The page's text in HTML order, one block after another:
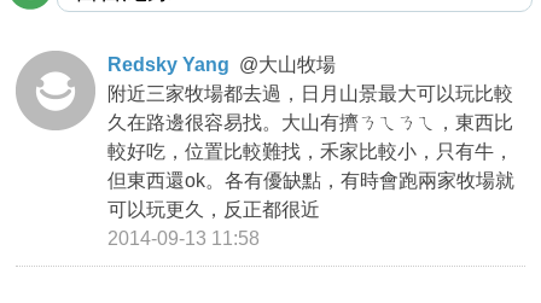
聯絡我們
APP下載
Redsky Yang @大山牧場
附近三家牧場都去過，日月山景最大可以玩比較
久在路邊很容易找。大山有擠ㄋㄟㄋㄟ，東西比
較好吃，位置比較難找，禾家比較小，只有牛，
但東西還ok。各有優缺點，有時會跑兩家牧場就
可以玩更久，反正都很近
2014-09-13 11:58